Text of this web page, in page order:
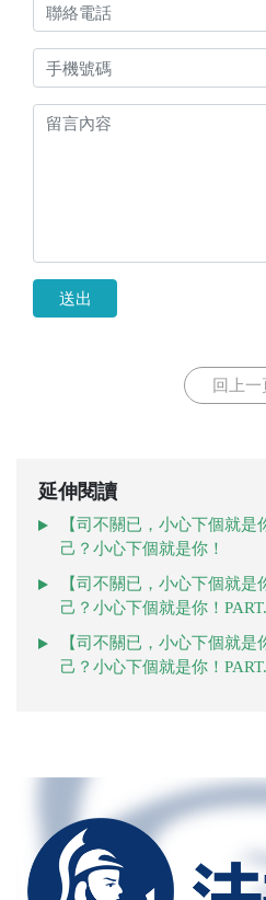
送出
回上一
延伸閱讀
【司不關已，小心下個就
己？小心下個就是你！
【司不關已，小心下個就
己？小心下個就是你！
【司不關已，小心下個就
己？小心下個就是你！